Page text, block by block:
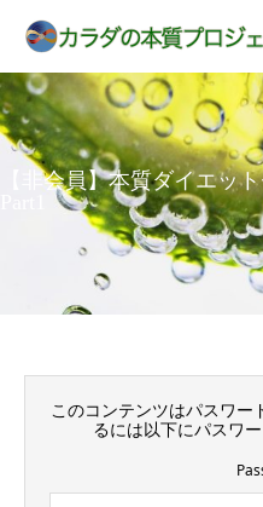
【非会員】本質ダイエッ
このコンテンツはパスワー
るには以下にパスワ